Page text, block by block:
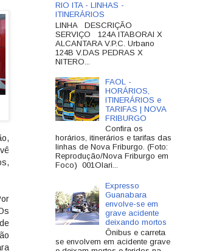
RIO ITA - LINHAS -
ITINERÁRIOS
LINHA DESCRIÇÃO
SERVIÇO 124A ITABORAI X
ALCANTARA V.P.C. Urbano
124B V.DAS PEDRAS X
NITERO...
FAOL -
HORÁRIOS,
ITINERÁRIOS e
TARIFAS | NOVA
FRIBURGO
Confira os
horários, itinerários e tarifas das
linhas de Nova Friburgo. (Foto:
Reprodução/Nova Friburgo em
Foco) 001Olari...
Expresso
Guanabara
envolve-se em
grave acidente
deixando mortos
Ônibus e carreta
se envolvem em acidente grave